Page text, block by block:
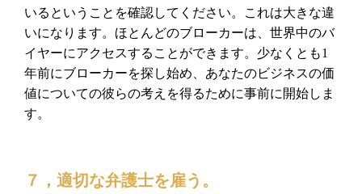
いるということを確認してください。
これは大きな違
いになります。ほとんどのブローカーは、 世界中のバ
イヤーにアクセスすることができます。少なくとも1
年前にブローカーを探し始め、 あなたのビジネスの価
値についての彼らの考えを得るために事前に 開始しま
す。
７，適切な弁護士を雇う。